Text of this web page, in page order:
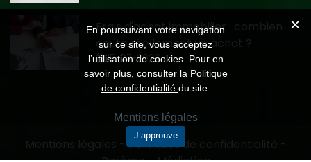
Frais d'achat immobilier : combien
coûte réellement un achat ?
15-07-2026
Mentions légales -Politiques de confidentialité
En poursuivant votre navigation
sur ce site, vous acceptez
l’utilisation de cookies. Pour en
savoir plus, consulter la Politique
de confidentialité du site.
Mentions légales
J’approuve